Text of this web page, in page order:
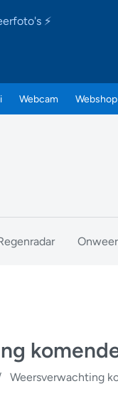
⚡
Webcam Webshop
Weersverwachting